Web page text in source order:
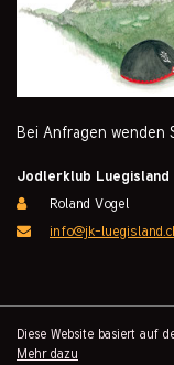
Bei Anfragen wenden
Jodlerklub
Roland Vogel
info@jk-
Diese Website basiert auf
Mehr dazu